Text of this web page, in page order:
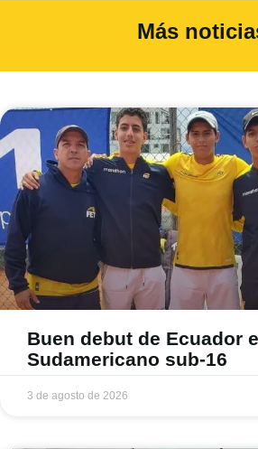
Más
Buen debut de Ecuador
Sudamericano sub-16
3 de agosto de 2026